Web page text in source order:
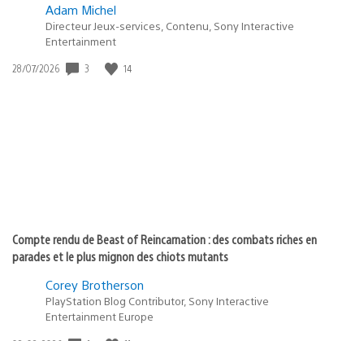
Adam Michel
Directeur Jeux-services, Contenu, Sony Interactive
Entertainment
Date
28/07/2026 3 14
Compte rendu de Beast of Reincarnation : des combats riches en
parades et le plus mignon des chiots mutants
Corey Brotherson
PlayStation Blog Contributor, Sony Interactive
Entertainment Europe